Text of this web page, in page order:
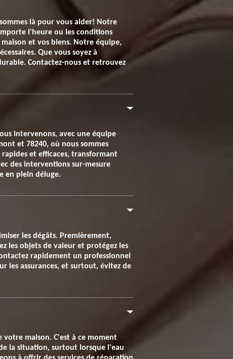
là pour vous aider! Notre
l'heure ou les conditions
et vos biens. Notre équipe,
Que vous soyez à
Contactez-nous et retrouvez
intervenons, avec une équipe
et 78240, où nous sommes
et efficaces, transformant
des interventions sur-mesure
en plein déluge.
les dégâts. Premièrement,
les objets de valeur et protégez les
rapidement un professionnel
les assurances, et surtout, évitez de
maison. C'est à ce moment
la situation, surtout lorsque l'eau